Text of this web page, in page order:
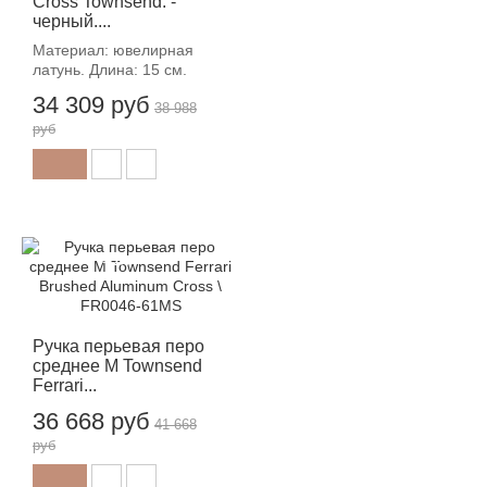
черный....
Материал: ювелирная
латунь. Длина: 15 см.
34 309 руб 38 988
руб
Ручка перьевая перо
среднее M Townsend
Ferrari...
36 668 руб
-12%
41 668
руб